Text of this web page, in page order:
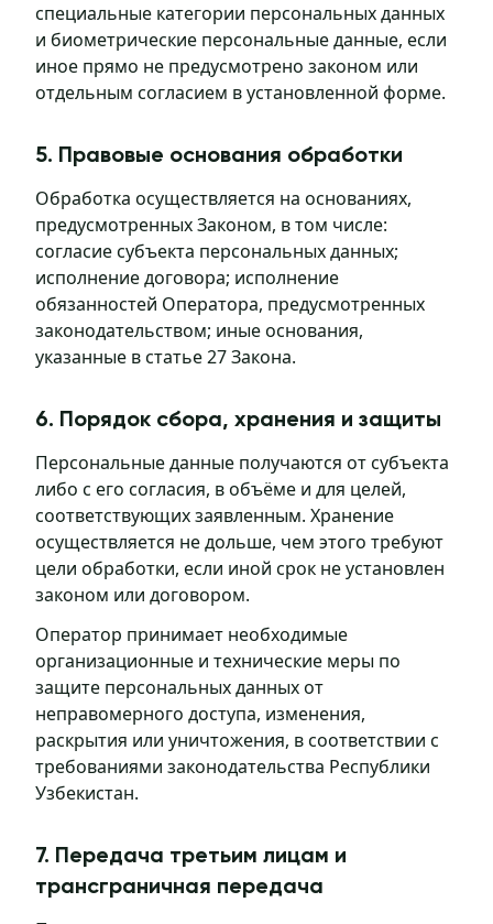
специальные категории персональных данных
и биометрические персональные данные, если
иное прямо не предусмотрено законом или
отдельным согласием в установленной форме.
5. Правовые основания обработки
Обработка осуществляется на основаниях,
предусмотренных Законом, в том числе:
согласие субъекта персональных данных;
исполнение договора; исполнение
обязанностей Оператора, предусмотренных
законодательством; иные основания,
указанные в статье 27 Закона.
6. Порядок сбора, хранения и защиты
Персональные данные получаются от субъекта
либо с его согласия, в объёме и для целей,
соответствующих заявленным. Хранение
осуществляется не дольше, чем этого требуют
цели обработки, если иной срок не установлен
законом или договором.
Оператор принимает необходимые
организационные и технические меры по
защите персональных данных от
неправомерного доступа, изменения,
раскрытия или уничтожения, в соответствии с
требованиями законодательства Республики
Узбекистан.
7. Передача третьим лицам и
трансграничная передача